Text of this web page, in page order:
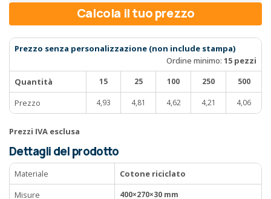
Calcola il tuo prezzo
Prezzo senza personalizzazione (non include stampa)
Ordine minimo: 15 pezzi
Quantità
15 25 100 250 500
Prezzo 4,93 4,81 4,62 4,21 4,06
Prezzi IVA esclusa
Dettagli del prodotto
Materiale
Cotone riciclato
Misure
400×270×30 mm